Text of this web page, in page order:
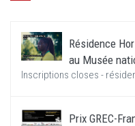
Résidence
au Musée
Inscriptions closes -
Prix GREC-